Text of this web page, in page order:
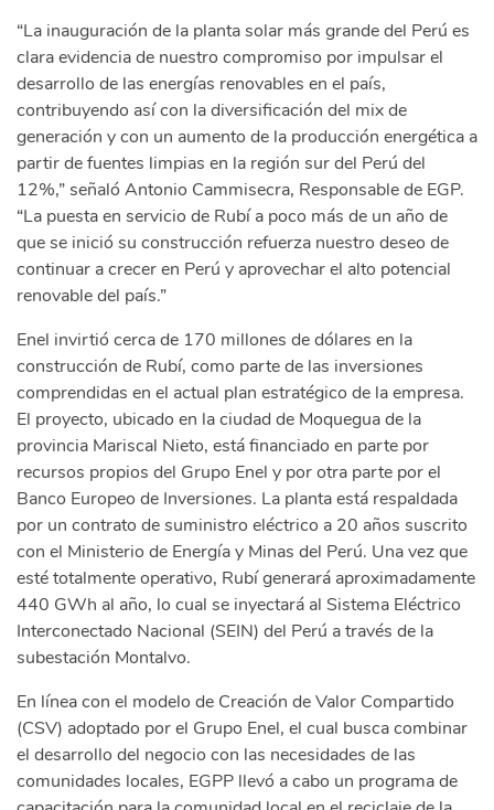
“La inauguración de la planta solar más grande del Perú es
clara evidencia de nuestro compromiso por impulsar el
desarrollo de las energías renovables en el país,
contribuyendo así con la diversificación del mix de
generación y con un aumento de la producción energética a
partir de fuentes limpias en la región sur del Perú del
12%,” señaló Antonio Cammisecra, Responsable de EGP.
“La puesta en servicio de Rubí a poco más de un año de
que se inició su construcción refuerza nuestro deseo de
continuar a crecer en Perú y aprovechar el alto potencial
renovable del país.”
Enel invirtió cerca de 170 millones de dólares en la
construcción de Rubí, como parte de las inversiones
comprendidas en el actual plan estratégico de la empresa.
El proyecto, ubicado en la ciudad de Moquegua de la
provincia Mariscal Nieto, está financiado en parte por
recursos propios del Grupo Enel y por otra parte por el
Banco Europeo de Inversiones. La planta está respaldada
por un contrato de suministro eléctrico a 20 años suscrito
con el Ministerio de Energía y Minas del Perú. Una vez que
esté totalmente operativo, Rubí generará aproximadamente
440 GWh al año, lo cual se inyectará al Sistema Eléctrico
Interconectado Nacional (SEIN) del Perú a través de la
subestación Montalvo.
En línea con el modelo de Creación de Valor Compartido
(CSV) adoptado por el Grupo Enel, el cual busca combinar
el desarrollo del negocio con las necesidades de las
comunidades locales, EGPP llevó a cabo un programa de